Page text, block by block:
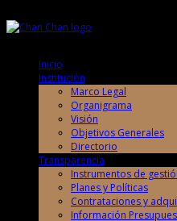
Inicio
Institución
Marco Legal
Organigrama
Visión
Objetivos Generales
Directorio
Transparencia
Instrumentos de
Planes y Políticas
Contrataciones y
Información